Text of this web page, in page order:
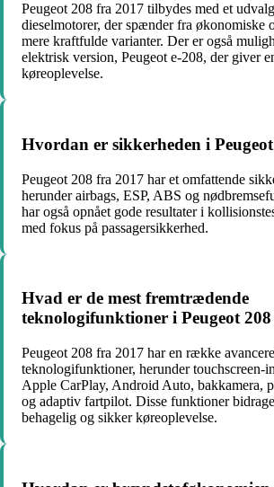
Peugeot 208 fra 2017 tilbydes med et
dieselmotorer, der spænder fra økonomiske
mere kraftfulde varianter. Der er også
elektrisk version, Peugeot e-208, der giver
køreoplevelse.
Hvordan er sikkerheden i
Peugeot 208 fra 2017 har et omfattende
herunder airbags, ESP, ABS og
har også opnået gode resultater i
med fokus på passagersikkerhed.
Hvad er de mest fremtrædende
teknologifunktioner i Peugeot
Peugeot 208 fra 2017 har en række
teknologifunktioner, herunder touchscreen-
Apple CarPlay, Android Auto, bakkamera,
og adaptiv fartpilot. Disse funktioner
behagelig og sikker køreoplevelse.